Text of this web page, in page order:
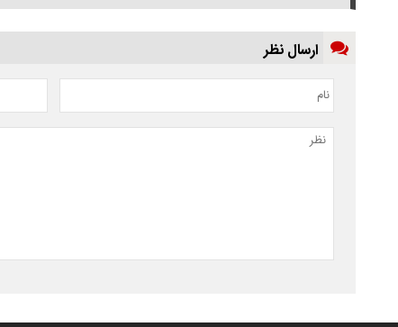
ارسال نظر